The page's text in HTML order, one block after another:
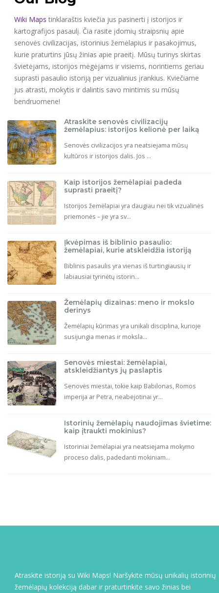
Wiki Maps tinklaraštis kviečia jus pasinerti į istorijos ir
kartografijos pasaulį. Čia rasite įdomių straipsnių apie
senovės civilizacijas, istorinius žemėlapius ir pasakojimus,
kurie praturtins jūsų žinias apie praeitį. Mūsų turinys skirtas
švietėjams, istorijos mėgėjams ir visiems, norintiems geriau
suprasti pasaulio istoriją per vizualinius įrankius. Kviečiame
jus atrasti, mokytis ir dalintis savo mintimis su mūsų
bendruomene!
Atraskite senovės civilizacijų
žemėlapius: istorijos kelionė per laiką
Senovės civilizacijos yra neatsiejama mūsų
kultūros ir istorijos dalis. Jos ...
Kaip istorijos žemėlapiai padeda
suprasti praeitį?
Istorijos žemėlapiai yra daugiau nei tik vizualinės
priemonės – jie yra sv...
Įkvėpimas iš biblinio pasaulio:
žemėlapiai, kurie atskleidžia istoriją
Biblinis pasaulis yra vienas iš turtingiausių ir
labiausiai tyrinėtų istorin...
Žemėlapių dizainas: meno ir mokslo
derinys
Žemėlapių kūrimas yra unikali disciplina, kurioje
susijungia menas ir moksla...
Senovės miestai: žemėlapiai,
atskleidžiantys jų paslaptis
Senovės miestai, tokie kaip Babilonas, Romos
imperija ar Petra, neabejotinai yr...
Istorinių žemėlapių naudojimas švietime:
kaip įtraukti mokinius?
Istoriniai žemėlapiai yra neatsiejama mokymo
proceso dalis, padedanti mokiniam...
Atraskite istoriją su Wiki Maps! Naršykite mūsų unikalių istorinių
žemėlapių kolekciją dabar ir praturtinkite savo žinias bei